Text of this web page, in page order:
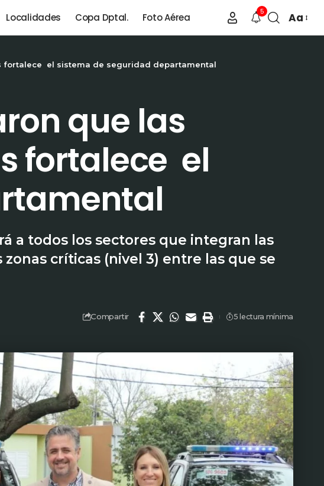
Localidades Copa Dptal. Foto Aérea
5 Aa
fortalece el sistema de seguridad departamental
que las
fortalece el
a todos los sectores que integran las
críticas (nivel 3) entre las que se
Compartir 5 lectura mínima